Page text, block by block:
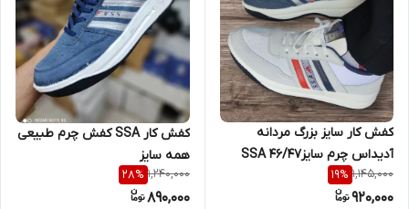
کفش کار سایز بزرگ مردانه
آدیداس چرم سایز۴۶/۴۷ SSA
1,145,000
19%
920,000
کفش کار SSA کفش چرم طبیعی
همه سایز
1,240,000
28%
890,000